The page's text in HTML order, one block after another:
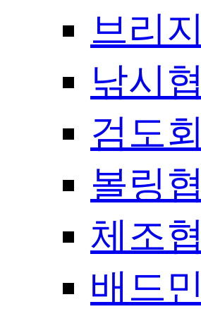
브리
낚시
검도회
볼링
체조
배드